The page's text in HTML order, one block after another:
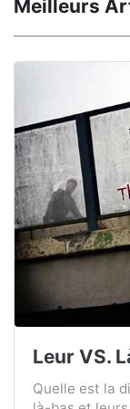
Meilleurs
Leur VS.
Quelle est la